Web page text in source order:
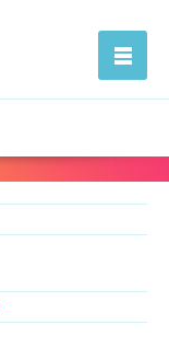
navegación